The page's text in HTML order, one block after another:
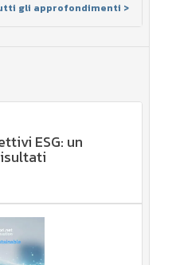
gli approfondimenti >
ESG: un